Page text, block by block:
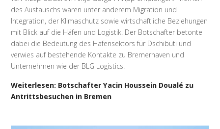
des Austauschs waren unter anderem Migration und
Integration, der Klimaschutz sowie wirtschaftliche Beziehungen
mit Blick auf die Häfen und Logistik. Der Botschafter betonte
dabei die Bedeutung des Hafensektors für Dschibuti und
verwies auf bestehende Kontakte zu Bremerhaven und
Unternehmen wie der BLG Logistics.
Weiterlesen: Botschafter Yacin Houssein Doualé zu
Antrittsbesuchen in Bremen